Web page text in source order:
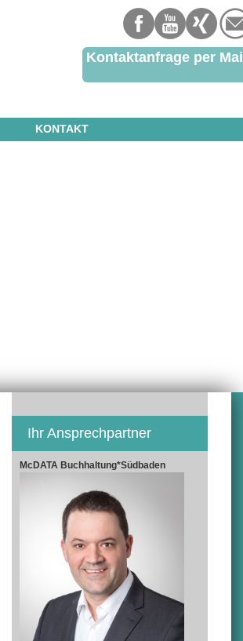
Kontaktanfrage per Mail
KONTAKT
Ihr Ansprechpartner
McDATA Buchhaltung*Südbaden